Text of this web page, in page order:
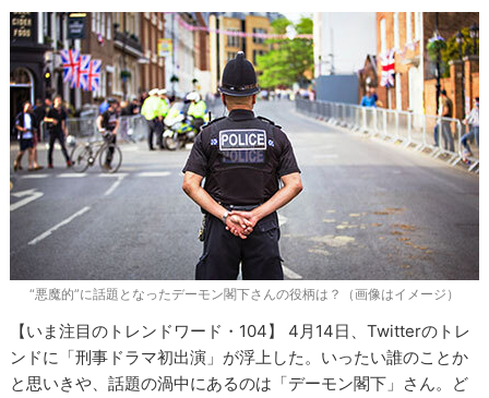
“悪魔的”に話題となったデーモン閣下さんの役柄は？（画像はイメージ）
【いま注目のトレンドワード・104】 4月14日、Twitterのトレ
ンドに「刑事ドラマ初出演」が浮上した。いったい誰のことか
と思いきや、話題の渦中にあるのは「デーモン閣下」さん。ど